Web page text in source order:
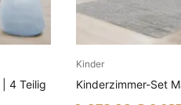
| 4 Teilig
Kinder
Kinderzimmer-Set